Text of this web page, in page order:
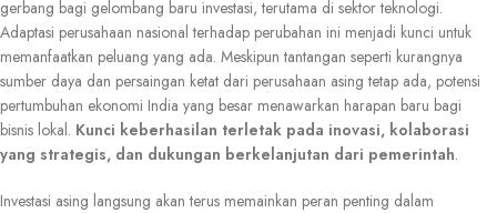
gerbang bagi gelombang baru investasi, terutama di sektor teknologi.
Adaptasi perusahaan nasional terhadap perubahan ini menjadi kunci untuk
memanfaatkan peluang yang ada. Meskipun tantangan seperti kurangnya
sumber daya dan persaingan ketat dari perusahaan asing tetap ada, potensi
pertumbuhan ekonomi India yang besar menawarkan harapan baru bagi
bisnis lokal. Kunci keberhasilan terletak pada inovasi, kolaborasi
yang strategis, dan dukungan berkelanjutan dari pemerintah.
Investasi asing langsung akan terus memainkan peran penting dalam